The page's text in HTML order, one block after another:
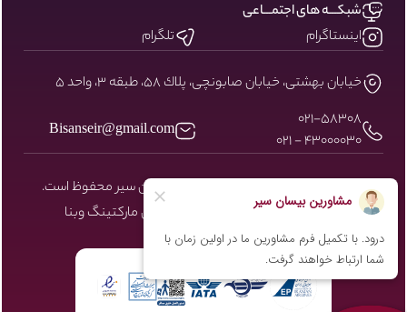
شبکـــه های اجتمـــاعی
اینستاگرام
تلگرام
خيابان بهشتى، خيابان صابونچى، پلاك ٥٨، طبقه ٣، واحد ٥
۰۲۱-58308
43000030 - 021
Bisanseir@gmail.com
کلیه حقوق مادی و معنوی سایت نزد بیسان سیر محفوظ است.
طراحی و توسعه توسط شرکت دیجیتال مارکتینگوبنا